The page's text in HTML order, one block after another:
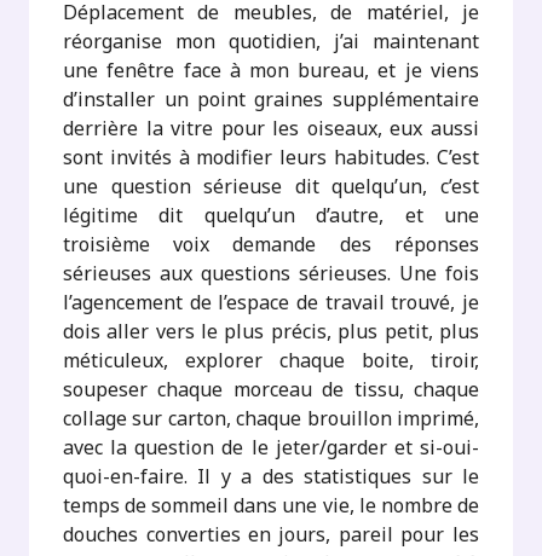
Déplacement de meubles, de matériel, je
réorganise mon quotidien, j’ai maintenant
une fenêtre face à mon bureau, et je viens
d’installer un point graines supplémentaire
derrière la vitre pour les oiseaux, eux aussi
sont invités à modifier leurs habitudes. C’est
une question sérieuse dit quelqu’un, c’est
légitime dit quelqu’un d’autre, et une
troisième voix demande des réponses
sérieuses aux questions sérieuses. Une fois
l’agencement de l’espace de travail trouvé, je
dois aller vers le plus précis, plus petit, plus
méticuleux, explorer chaque boite, tiroir,
soupeser chaque morceau de tissu, chaque
collage sur carton, chaque brouillon imprimé,
avec la question de le jeter/garder et si-oui-
quoi-en-faire. Il y a des statistiques sur le
temps de sommeil dans une vie, le nombre de
douches converties en jours, pareil pour les